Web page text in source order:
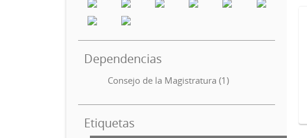
Dependencias
Consejo de la Magistratura (1)
Etiquetas